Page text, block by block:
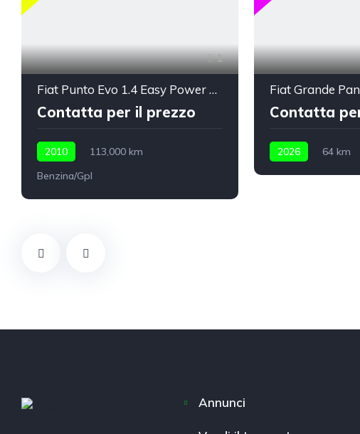
1
Fiat Punto Evo 1.4 Easy Power LPG Emotion
Contatta per il prezzo
2010
113,000 km
Benzina/Gpl
Fiat Grande
Contatta
2026 64 km
Annunci